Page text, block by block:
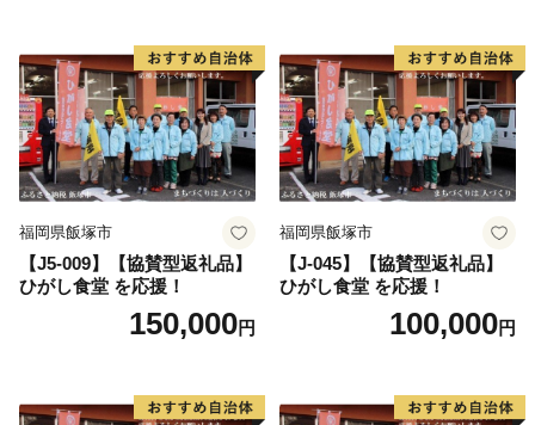
福岡県飯塚市
【J5-009】【協賛型返礼品】
ひがし食堂 を応援！
150,000円
福岡県飯塚市
【J-045】【協賛型返礼品】
ひがし食堂 を応援！
100,000円